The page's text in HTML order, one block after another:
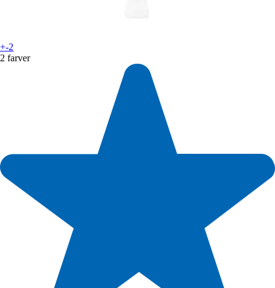
+-2
2 farver